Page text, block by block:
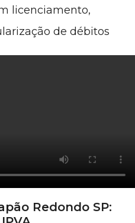
licenciamento,
de débitos
Redondo SP: